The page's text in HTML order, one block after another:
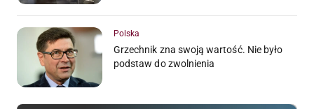
Polska
Grzechnik zna swoją wartość. Nie było
podstaw do zwolnienia